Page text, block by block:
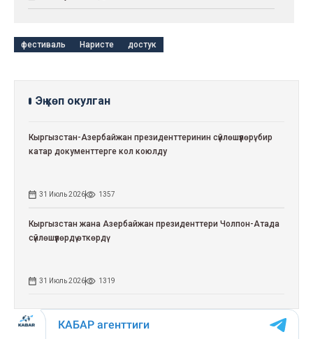
фестиваль Наристе достук
Эң көп окулган
Кыргызстан-Азербайжан президенттеринин сүйлөшүүлөрү: бир
катар документтерге кол коюлду
31 Июль 2026 1357
Кыргызстан жана Азербайжан президенттери Чолпон-Атада
сүйлөшүүлөрдү өткөрдү
31 Июль 2026 1319